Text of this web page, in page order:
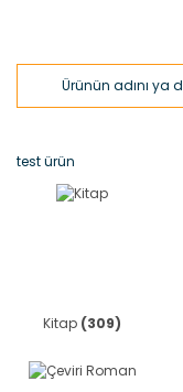
test ürün
Kitap (309)